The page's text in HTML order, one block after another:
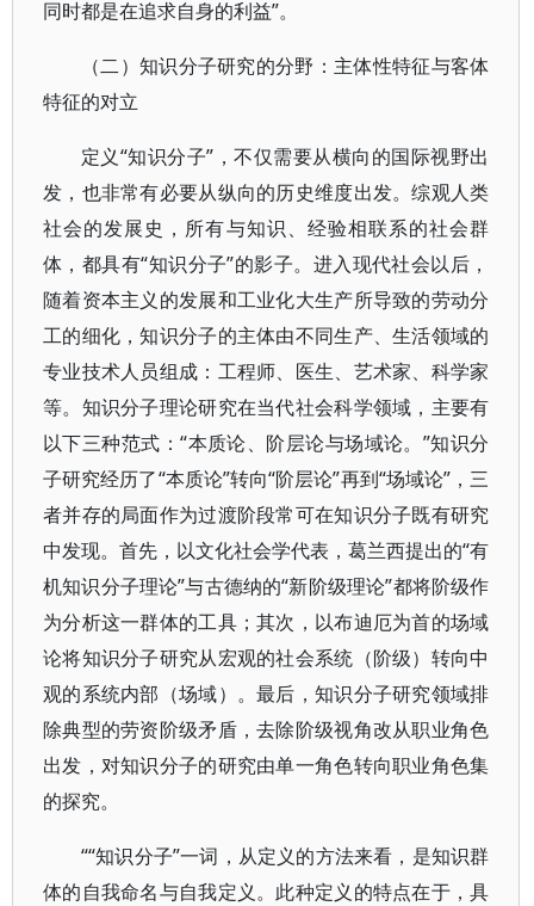
同时都是在追求自身的利益”。
（二）知识分子研究的分野：主体性特征与客体
特征的对立
定义“知识分子”，不仅需要从横向的国际视野出
发，也非常有必要从纵向的历史维度出发。综观人类
社会的发展史，所有与知识、经验相联系的社会群
体，都具有“知识分子”的影子。进入现代社会以后，
随着资本主义的发展和工业化大生产所导致的劳动分
工的细化，知识分子的主体由不同生产、生活领域的
专业技术人员组成：工程师、医生、艺术家、科学家
等。知识分子理论研究在当代社会科学领域，主要有
以下三种范式：“本质论、阶层论与场域论。”知识分
子研究经历了“本质论”转向“阶层论”再到“场域论”，三
者并存的局面作为过渡阶段常可在知识分子既有研究
中发现。首先，以文化社会学代表，葛兰西提出的“有
机知识分子理论”与古德纳的“新阶级理论”都将阶级作
为分析这一群体的工具；其次，以布迪厄为首的场域
论将知识分子研究从宏观的社会系统（阶级）转向中
观的系统内部（场域）。最后，知识分子研究领域排
除典型的劳资阶级矛盾，去除阶级视角改从职业角色
出发，对知识分子的研究由单一角色转向职业角色集
的探究。
““知识分子”一词，从定义的方法来看，是知识群
体的自我命名与自我定义。此种定义的特点在于，具